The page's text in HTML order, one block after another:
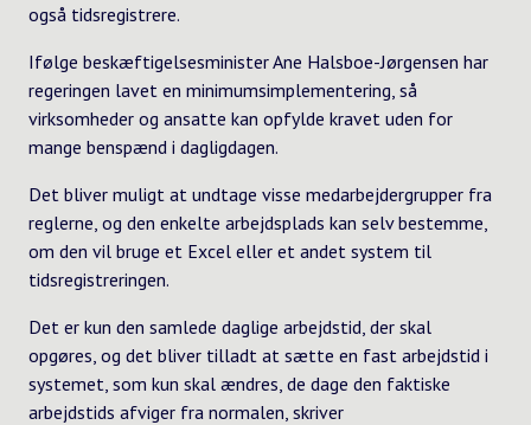
også tidsregistrere.
Ifølge beskæftigelsesministerAne Halsboe-Jørgensen har
regeringen lavet en minimumsimplementering, så
virksomheder og ansatte kan opfylde kravet uden for
mange benspænd i dagligdagen.
Det bliver muligt at undtage visse medarbejdergrupper fra
reglerne, og den enkelte arbejdsplads kan selv bestemme,
om den vil bruge et Excel eller et andet system til
tidsregistreringen.
Det er kun den samlede daglige arbejdstid, der skal
opgøres, og det bliver tilladt at sætte en fast arbejdstid i
systemet, som kun skal ændres, de dage den faktiske
arbejdstids afviger fra normalen, skriver